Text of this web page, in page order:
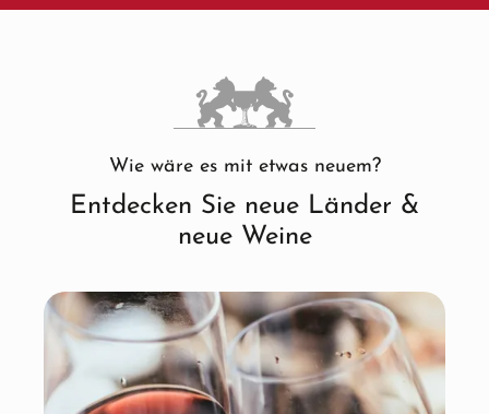
Wie wäre es mit etwas neuem?
Entdecken Sie neue Länder &
neue Weine